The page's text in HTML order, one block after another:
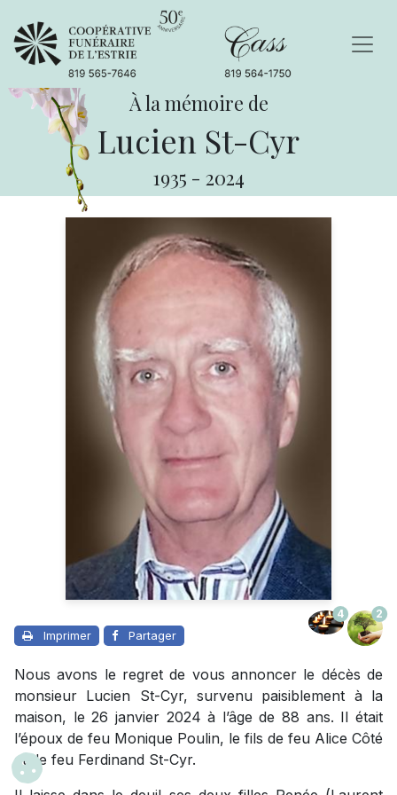
À la mémoire de
Lucien St-Cyr
1935 - 2024
Imprimer Partager
4 2
Nous avons le regret de vous annoncer le décès de
monsieur Lucien St-Cyr, survenu paisiblement à la
maison, le 26 janvier 2024 à l’âge de 88 ans. Il était
l’époux de feu Monique Poulin, le fils de feu Alice Côté
et de feu Ferdinand St-Cyr.